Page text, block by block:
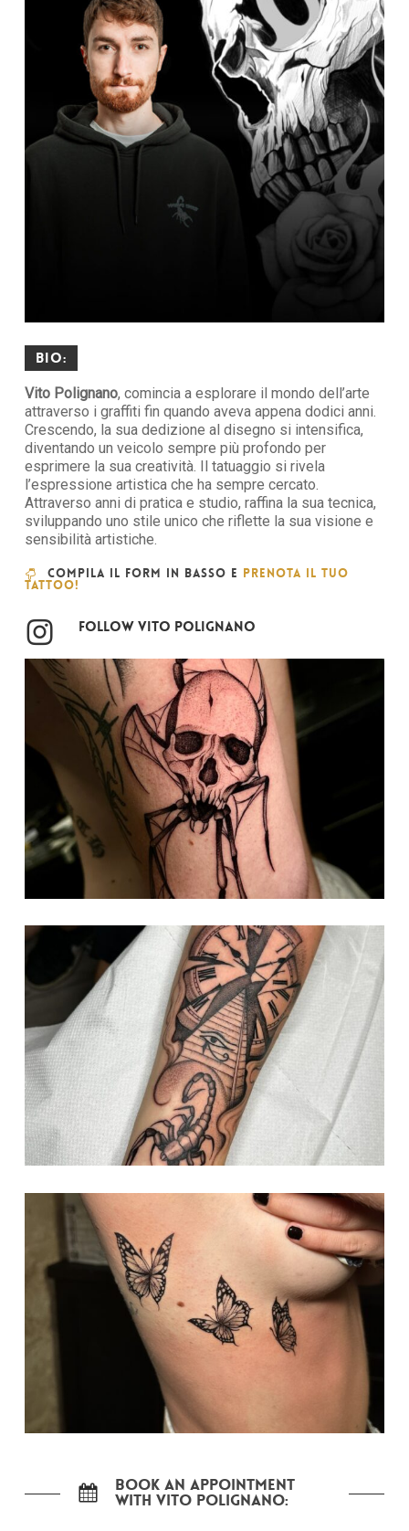
Nessun prodotto nel carrello.
Bio:
Vito Polignano, comincia a esplorare il mondo dell’arte
attraverso i graffiti fin quando aveva appena dodici anni.
Crescendo, la sua dedizione al disegno si intensifica,
diventando un veicolo sempre più profondo per
esprimere la sua creatività. Il tatuaggio si rivela
l’espressione artistica che ha sempre cercato.
Attraverso anni di pratica e studio, raffina la sua tecnica,
sviluppando uno stile unico che riflette la sua visione e
sensibilità artistiche.
Compila il Form in basso e prenota il tuo
Tattoo!
Follow Vito Polignano
Book an appointment
with Vito Polignano: